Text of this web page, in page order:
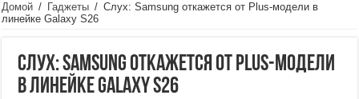
Домой / Гаджеты / Слух: Samsung откажется от Plus-модели в
линейке Galaxy S26
Слух: Samsung откажется от Plus-модели
в линейке Galaxy S26